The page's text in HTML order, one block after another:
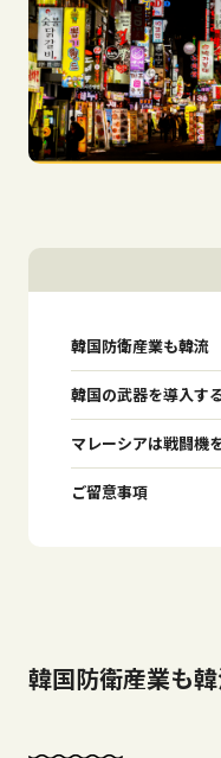
韓国防衛産業も韓流
韓国の武器を導入す
マレーシアは戦闘機
ご留意事項
韓国防衛産業も